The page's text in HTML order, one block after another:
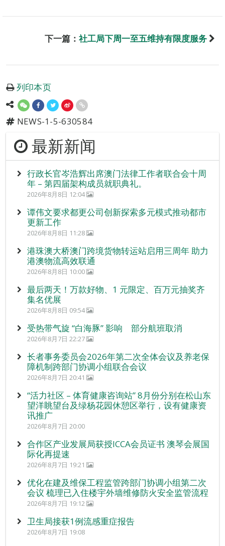
下一篇： 社工局下周一至五维持有限度服务
列印本页
NEWS-1-5-630584
最新新闻
行政长官岑浩辉出席澳门法律工作者联合会十周
年 – 第四届架构成员就职典礼。
2026年8月8日 12:04
谭伟文要求都更公司创新探索多元模式推动都市
更新工作
2026年8月8日 11:28
港珠澳大桥澳门跨境货物转运站启用三周年 助力
港澳物流高效联通
2026年8月8日 10:00
最后两天！万款好物、1 元限定、百万元抽奖齐
集名优展
2026年8月8日 09:54
受热带气旋 “白海豚” 影响 部分航班取消
2026年8月7日 22:27
长者事务委员会2026年第二次全体会议及养老保
障机制跨部门协调小组联合会议
2026年8月7日 20:41
“活力社区 – 体育健康咨询站” 8月份分别在松山东
望洋眺望台及绿杨花园休憩区举行，设有健康资
讯推广
2026年8月7日 20:00
合作区产业发展局获授ICCA会员证书 澳琴会展国
际化再提速
2026年8月7日 19:21
优化在建及维保工程监管跨部门协调小组第二次
会议 梳理已入住楼宇外墙维修防火安全监管流程
2026年8月7日 19:12
卫生局接获1例流感重症报告
2026年8月7日 19:08